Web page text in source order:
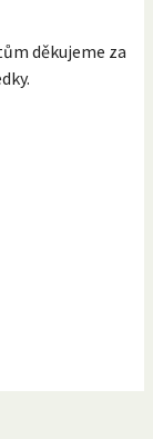
děkujeme za